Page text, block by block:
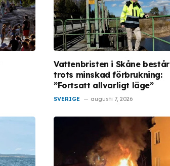
Vattenbristen i Skåne består
trots minskad förbrukning:
”Fortsatt allvarligt läge”
SVERIGE augusti 7, 2026